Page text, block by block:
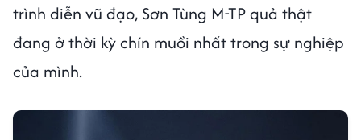
trình diễn vũ đạo, Sơn Tùng M-TP quả thật
đang ở thời kỳ chín muồi nhất trong sự nghiệp
của mình.